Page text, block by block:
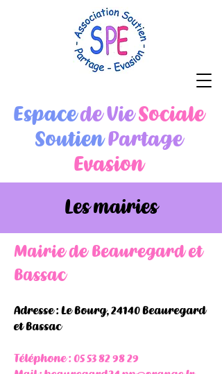
Espacede VieSociale
Soutien Partage
Evasion
Les mairies
Mairie de Beauregard et
Bassac
Adresse : Le Bourg, 24140 Beauregard
et Bassac
Téléphone : 05 53 82 98 29